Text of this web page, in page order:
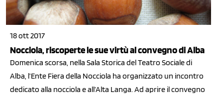
18 ott 2017
Nocciola, riscoperte le sue virtù al convegno di Alba
Domenica scorsa, nella Sala Storica del Teatro Sociale di
Alba, l’Ente Fiera della Nocciola ha organizzato un incontro
dedicato alla nocciola e all’Alta Langa. Ad aprire il convegno